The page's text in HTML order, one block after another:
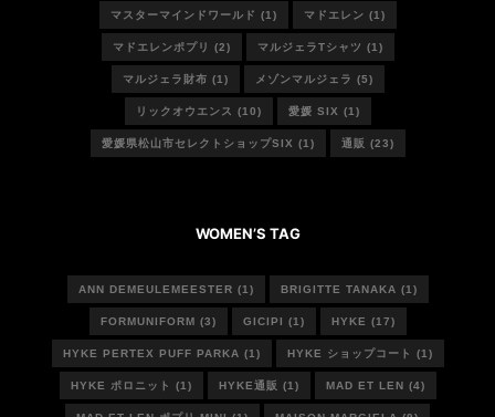
マスターマインドワールド (1) マドエレン (1)
マドエレンポプリ (2) マルジェラTシャツ (1)
マルジェラ財布 (1) メゾンマルジェラ (5)
リックオウエンス (10) 愛媛 SIX (1)
愛媛県松山市セレクトショップSIX (1) 通販 (23)
WOMEN’S TAG
ANN DEMEULEMEESTER (1) BRIGITTE TANAKA (1)
FORMUNIFORM (3) GICIPI (1) HYKE (17)
HYKE PERTEX PUFF PARKA (1) HYKE ショップコート (1)
HYKE ポロニット (1) HYKE通販 (1) MAD ET LEN (4)